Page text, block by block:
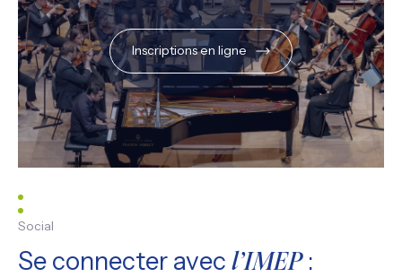
Inscriptions en ligne
Social
Se connecter avec l’IMEP: